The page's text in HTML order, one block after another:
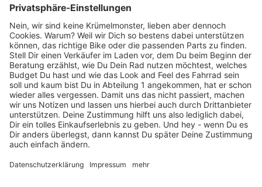
Marken-Highlights
TOP-Marken
ZAHLUNGSARTEN / RATENKAUF
FÜR ARBEITGEBER & ARBEITNEHMER